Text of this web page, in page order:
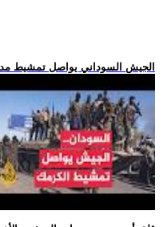
.. الجيش السوداني يواصل تمشيط